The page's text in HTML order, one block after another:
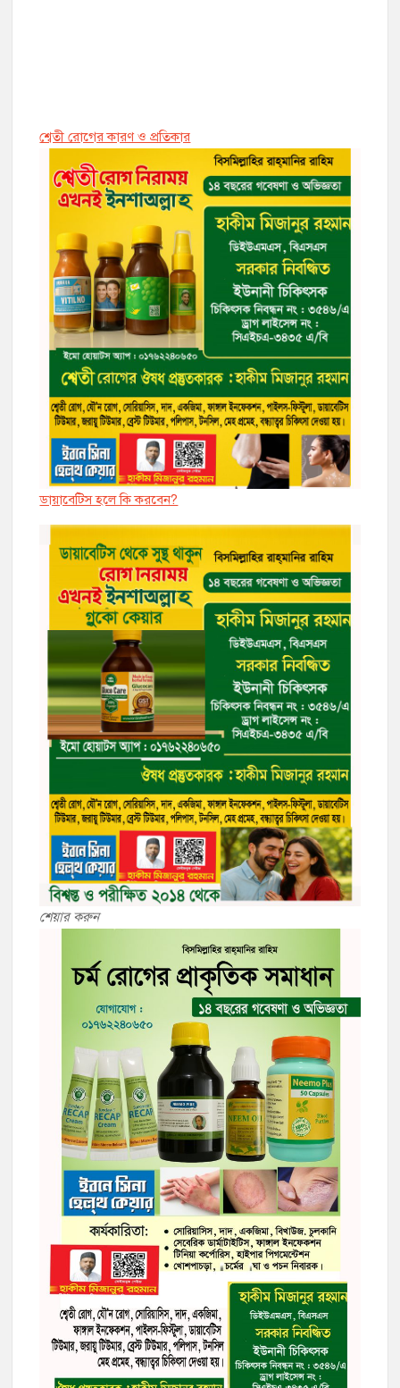
শ্বেতী রোগের কারণ ও প্রতিকার
ডায়াবেট্সি হলে কি করবেন?
শেয়ার করুন